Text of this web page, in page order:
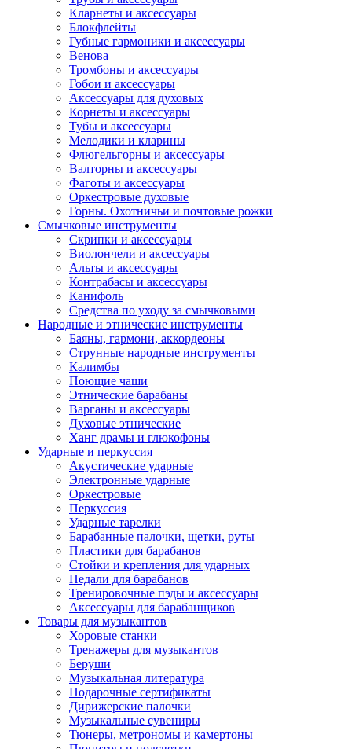
Кларнеты и аксессуары
Блокфлейты
Губные гармоники и аксессуары
Венова
Тромбоны и аксессуары
Гобои и аксессуары
Аксессуары для духовых
Корнеты и аксессуары
Тубы и аксессуары
Мелодики и кларины
Флюгельгорны и аксессуары
Валторны и аксессуары
Фаготы и аксессуары
Оркестровые духовые
Горны. Охотничьи и почтовые рожки
Смычковые инструменты
Скрипки и аксессуары
Виолончели и аксессуары
Альты и аксессуары
Контрабасы и аксессуары
Канифоль
Средства по уходу за смычковыми
Народные и этнические инструменты
Баяны, гармони, аккордеоны
Струнные народные инструменты
Калимбы
Поющие чаши
Этнические барабаны
Варганы и аксессуары
Духовые этнические
Ханг драмы и глюкофоны
Ударные и перкуссия
Акустические ударные
Электронные ударные
Оркестровые
Перкуссия
Ударные тарелки
Барабанные палочки, щетки, руты
Пластики для барабанов
Стойки и крепления для ударных
Педали для барабанов
Тренировочные пэды и аксессуары
Аксессуары для барабанщиков
Товары для музыкантов
Хоровые станки
Тренажеры для музыкантов
Беруши
Музыкальная литература
Подарочные сертификаты
Дирижерские палочки
Музыкальные сувениры
Тюнеры, метрономы и камертоны